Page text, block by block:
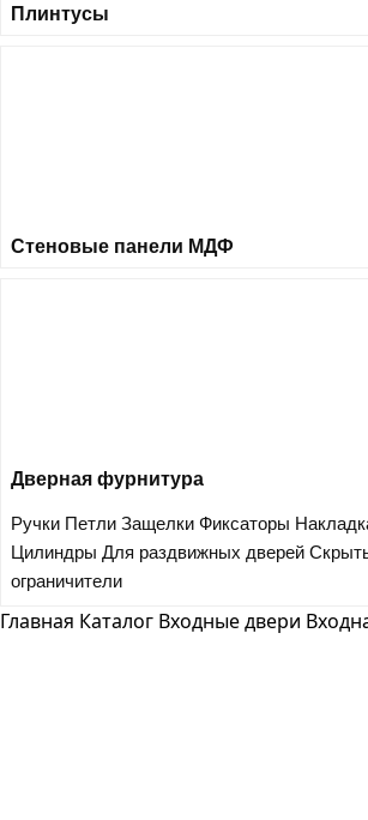
Плинтусы
Стеновые панели МДФ
Дверная фурнитура
Ручки Петли Защелки Фиксаторы
Цилиндры Для раздвижных дверей
ограничители
Главная Каталог Входные двери